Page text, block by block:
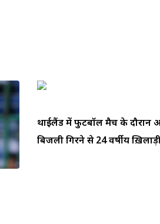
थाईलैंड में फुटबॉल मैच के दौरान
बिजली गिरने से 24 वर्षीय